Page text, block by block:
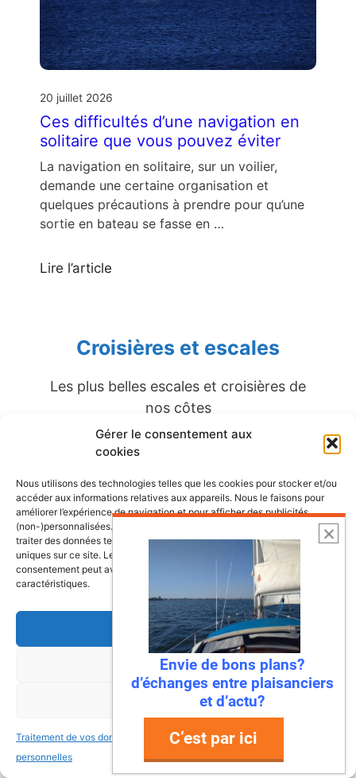
Gérer le consentement aux
cookies
Nous utilisons des technologies telles que les cookies pour stocker et/ou
accéder aux informations relatives aux appareils. Nous le faisons pour
améliorer l’expérience de navigation et pour afficher des publicités
(non-)personnalisées. Consentir à ces technologies nous autorisera à
traiter des données telles que le comportement de navigation ou les ID
uniques sur ce site. Le fait de ne pas consentir ou de retirer son
consentement peut avoir un effet négatif sur certaines fonctonnalités et
caractéristiques.
Accepter
Refuser
Voir les préférences
Traitement de vos données
personnelles
Traitement de vos données
personnelles
20 juillet 2026
Ces difficultés d’une navigation en
solitaire que vous pouvez éviter
La navigation en solitaire, sur un voilier,
demande une certaine organisation et
quelques précautions à prendre pour qu’une
sortie en bateau se fasse en …
Lire l’article
Croisières et escales
Les plus belles escales et croisières de
nos côtes
Envie de fraicheur ? Larguez les
Imaginez : des falaises vertigineuses qui
plongent dans une mer turquoise, des ports
Envie de bons plans?
d’échanges entre plaisanciers
et d’actu?
C’est par ici